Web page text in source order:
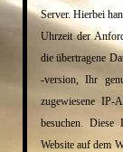
Server. Hierbei
Uhrzeit der
die übertragene
-version, Ihr
zugewiesene
besuchen. Diese
Website auf dem